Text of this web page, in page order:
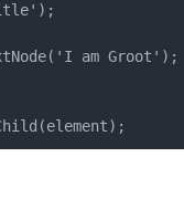
am Groot');